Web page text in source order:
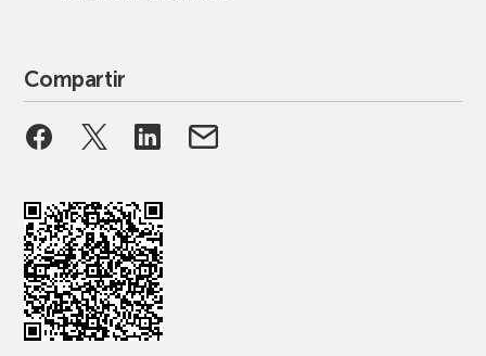
Compartir